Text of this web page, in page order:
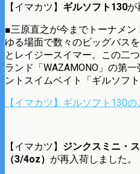
【イマカツ】 ギルソフト130が
■三原直之が今までトーナメ
ゆる場面で数々のビッグバス
とレイジースイマー。この二
ランド「WAZAMONO」の第
ントスイムベイト「ギルソフ
【イマカツ】ギルソフト130
【イマカツ】 ジンクスミニ・
（3/4oz） が再入荷しました。